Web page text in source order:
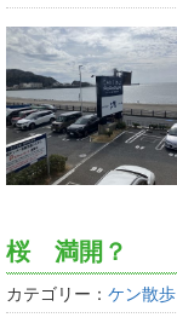
桜 満開？
カテゴリー： ケン散歩